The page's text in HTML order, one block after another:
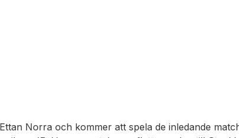
Norra och kommer att spela de inledande